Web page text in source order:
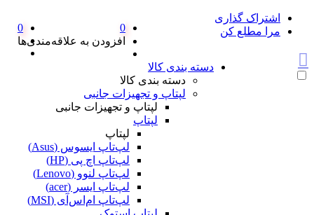
اشتراک گذاری
مرا مطلع کن
0
افزودن به علاقه‌مندی‌ها
0
دسته بندی کالا
دسته بندی کالا
لپتاپ و تجهیزات جانبی
لپتاپ و تجهیزات جانبی
لپتاپ
لپتاپ
لپ‌تاپ ایسوس (Asus)
لپ‌تاپ اچ پی (HP)
لپ‌تاپ لنوو (Lenovo)
لپ‌تاپ ایسر (acer)
لپ‌تاپ ام‌اس‌آی (MSI)